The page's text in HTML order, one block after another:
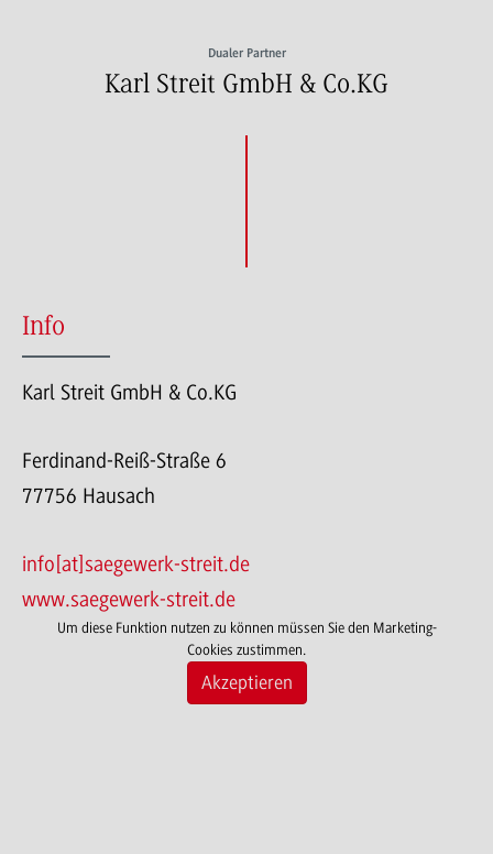
Dualer Partner
Karl Streit GmbH & Co.KG
Info
Karl Streit GmbH & Co.KG
Ferdinand-Reiß-Straße 6
77756 Hausach
info[at]saegewerk-streit.de
www.saegewerk-streit.de
Um diese Funktion nutzen zu können müssen Sie den Marketing-
Cookies zustimmen.
Akzeptieren